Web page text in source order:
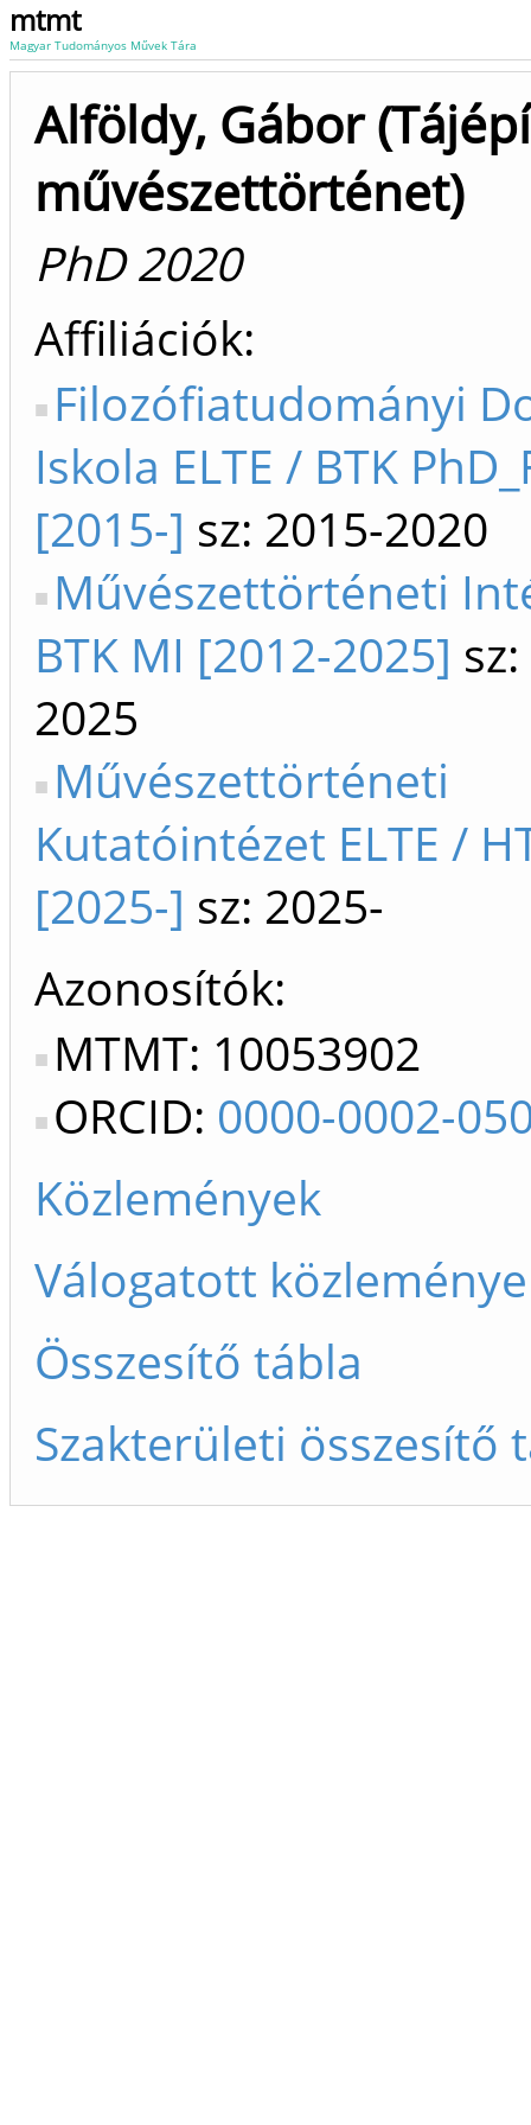
mtmt
Magyar Tudományos Művek Tára
Alföldy, Gábor
művészettörténet)
PhD 2020
Affiliációk
Filozófiatudományi
Iskola ELTE / BTK
[2015-] sz: 2015-2020
Művészettörténeti
BTK MI [2012-2025]
2025
Művészettörténeti
Kutatóintézet ELTE /
[2025-] sz: 2025-
Azonosítók
MTMT: 10053902
ORCID: 0000-0002-
Közlemények
Válogatott
Összesítő tábla
Szakterületi összesítő